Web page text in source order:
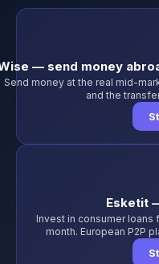
— send money
Send money at the real mid-
and the
Esketit
Invest in consumer loans
month. European P2P